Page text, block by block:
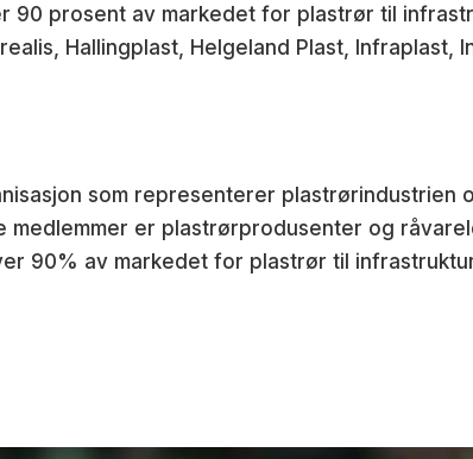
90 prosent av markedet for plastrør til
Hallingplast, Helgeland Plast, Infraplast,
som representerer
medlemmer er plastrørprodusenter og
90% av markedet for plastrør til